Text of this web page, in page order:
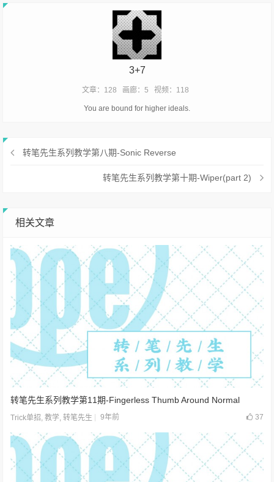
3+7
文章：128 画廊：5 视频：118
You are bound for higher ideals.
转笔先生系列教学第八期-Sonic Reverse
转笔先生系列教学第十期-Wiper(part 2)
相关文章
转笔先生系列教学第11期-Fingerless Thumb Around Normal
Trick单招,教学,转笔先生 9年前 37